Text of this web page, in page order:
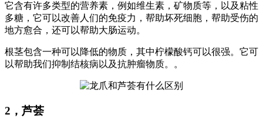
它含有许多类型的营养素，例如维生素，矿物质等，以及粘性
多糖，它可以改善人们的免疫力，帮助坏死细胞，帮助受伤的
地方愈合，还可以帮助大肠运动。
根茎包含一种可以降低的物质，其中柠檬酸钙可以很强。它可
以帮助我们抑制结核病以及抗肿瘤物质。。
2，芦荟